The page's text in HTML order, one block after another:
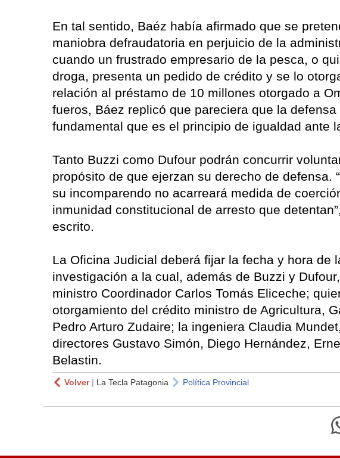
En tal sentido, Baéz había afirmado que se
maniobra defraudatoria en perjuicio de la
cuando un frustrado empresario de la pesca, o
droga, presenta un pedido de crédito y se lo
relación al préstamo de 10 millones otorgado a
fueros, Báez replicó que pareciera que la
fundamental que es el principio de igualdad ante
Tanto Buzzi como Dufour podrán concurrir
propósito de que ejerzan su derecho de defensa.
su incomparendo no acarreará medida de
inmunidad constitucional de arresto que
escrito.
La Oficina Judicial deberá fijar la fecha y hora de
investigación a la cual, además de Buzzi y
ministro Coordinador Carlos Tomás Eliceche;
otorgamiento del crédito ministro de Agricultura,
Pedro Arturo Zudaire; la ingeniera Claudia
directores Gustavo Simón, Diego Hernández,
Belastin.
Volver| La Tecla Patagonia Política Provincial